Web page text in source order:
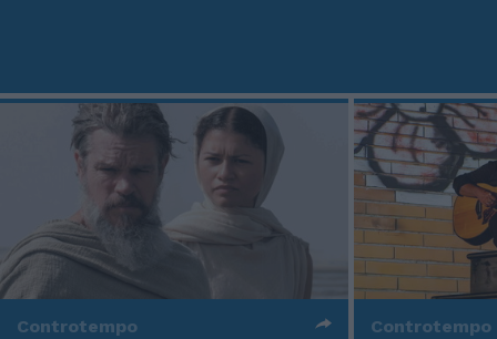
Controtempo Controtempo